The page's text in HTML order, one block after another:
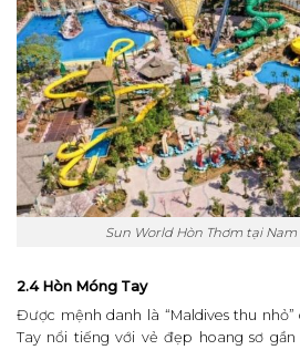
Sun World Hòn Thơm tại
2.4 Hòn Móng Tay
Được mệnh danh là “Maldives thu
Tay nổi tiếng với vẻ đẹp hoang sơ